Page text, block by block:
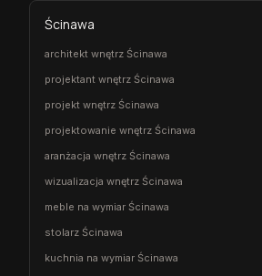
Ścinawa
architekt wnętrz Ścinawa
projektant wnętrz Ścinawa
projekt wnętrz Ścinawa
projektowanie wnętrz Ścinawa
aranżacja wnętrz Ścinawa
wizualizacja wnętrz Ścinawa
meble na wymiar Ścinawa
stolarz Ścinawa
kuchnia na wymiar Ścinawa